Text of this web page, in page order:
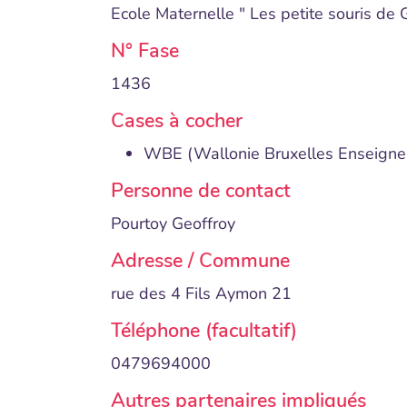
Ecole Maternelle " Les petite souris de
N° Fase
1436
Cases à cocher
WBE (Wallonie Bruxelles
Personne de contact
Pourtoy Geoffroy
Adresse / Commune
rue des 4 Fils Aymon 21
Téléphone (facultatif)
0479694000
Autres partenaires impliqués